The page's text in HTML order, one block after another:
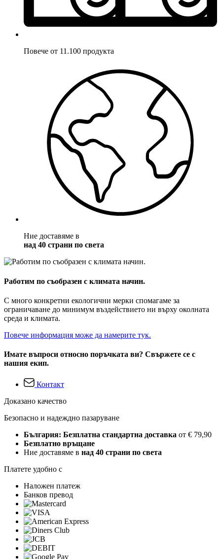
Повече от 11.100 продукта
Ние доставяме в
над 40 страни по света
Работим по съобразен с климата начин.
С много конкретни екологични мерки спомагаме за
ограничаване до минимум въздействието ни върху околната
среда и климата.
Повече информация може да намерите тук.
Имате въпроси относно поръчката ви? Свържете се с
нашия екип.
Контакт
Доказано качество
Безопасно и надеждно пазаруване
България: Безплатна стандартна доставка от € 79,90
Безплатно връщане
Ние доставяме в над 40 страни по света
Платете удобно с
Наложен платеж
Банков превод